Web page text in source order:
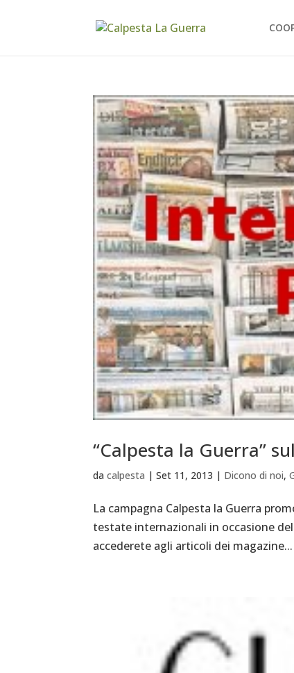
“Calpesta la Guerra”
dacalpesta |Set 11, 2013 | Dicono di noi,
La campagna Calpesta la Guerra
testate internazionali in occasione
accederete agli articoli dei magazine...